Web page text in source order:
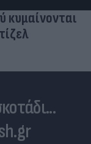
κυμαίνονται